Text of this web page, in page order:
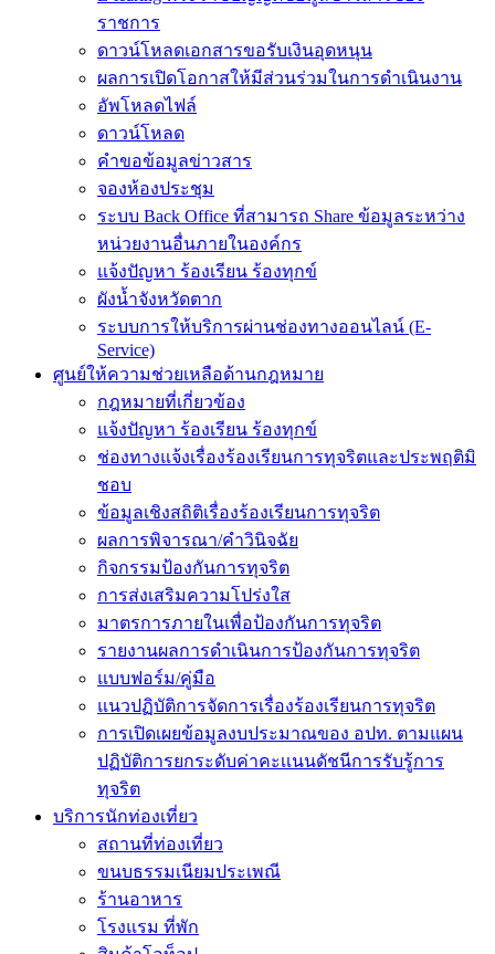
ราชการ
ดาวน์โหลดเอกสารขอรับเงินอุดหนุน
ผลการเปิดโอกาสให้มีส่วนร่วมในการดำเนินงาน
อัพโหลดไฟล์
ดาวน์โหลด
คำขอข้อมูลข่าวสาร
จองห้องประชุม
ระบบ Back Office ที่สามารถ Share ข้อมูลระหว่าง
หน่วยงานอื่นภายในองค์กร
แจ้งปัญหา ร้องเรียน ร้องทุกข์
ผังน้ำจังหวัดตาก
ระบบการให้บริการผ่านช่องทางออนไลน์ (E-
Service)
ศูนย์ให้ความช่วยเหลือด้านกฎหมาย
กฎหมายที่เกี่ยวข้อง
แจ้งปัญหา ร้องเรียน ร้องทุกข์
ช่องทางแจ้งเรื่องร้องเรียนการทุจริตและประพฤติมิ
ชอบ
ข้อมูลเชิงสถิติเรื่องร้องเรียนการทุจริต
ผลการพิจารณา/คำวินิจฉัย
กิจกรรมป้องกันการทุจริต
การส่งเสริมความโปร่งใส
มาตรการภายในเพื่อป้องกันการทุจริต
รายงานผลการดำเนินการป้องกันการทุจริต
แบบฟอร์ม/คู่มือ
แนวปฏิบัติการจัดการเรื่องร้องเรียนการทุจริต
การเปิดเผยข้อมูลงบประมาณของ อปท. ตามแผน
ปฏิบัติการยกระดับค่าคะเเนนดัชนีการรับรู้การ
ทุจริต
บริการนักท่องเที่ยว
สถานที่ท่องเที่ยว
ขนบธรรมเนียมประเพณี
ร้านอาหาร
โรงแรม ที่พัก